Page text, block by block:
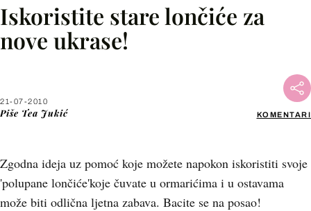
Iskoristite stare lončiće za
nove ukrase!
21-07-2010
Piše Tea Jukić KOMENTARI
Zgodna ideja uz pomoć koje možete napokon iskoristiti svoje
'polupane lončiće'koje čuvate u ormarićima i u ostavama
može biti odlična ljetna zabava. Bacite se na posao!
Facebook